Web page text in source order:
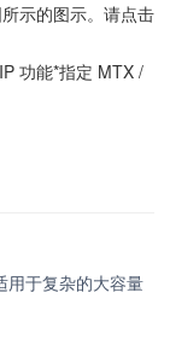
示的图示。请点击
功能*指定 MTX /
用于复杂的大容量